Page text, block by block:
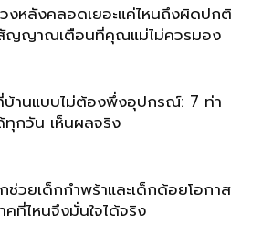
งหลังคลอดเยอะแค่ไหนถึงผิดปกติ
ญญาณเตือนที่คุณแม่ไม่ควรมอง
านแบบไม่ต้องพึ่งอุปกรณ์: 7 ท่า
ทุกวัน เห็นผลจริง
ช่วยเด็กกำพร้าและเด็กด้อยโอกาส
คที่ไหนจึงมั่นใจได้จริง